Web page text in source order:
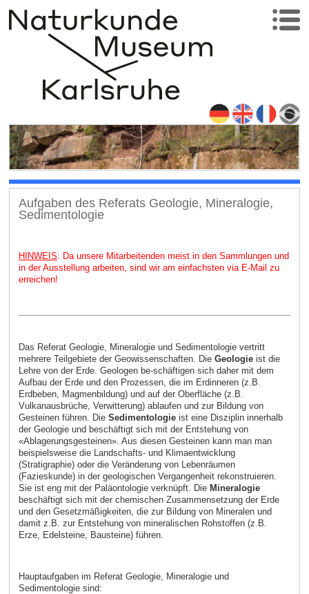
Aufgaben des Referats Geologie, Mineralogie,
Sedimentologie
HINWEIS: Da unsere Mitarbeitenden meist in den Sammlungen und
in der Ausstellung arbeiten, sind wir am einfachsten via E-Mail zu
erreichen!
Das Referat Geologie, Mineralogie und Sedimentologie vertritt
mehrere Teilgebiete der Geowissenschaften. Die Geologieist die
Lehre von der Erde. Geologen be-schäftigen sich daher mit dem
Aufbau der Erde und den Prozessen, die im Erdinneren (z.B.
Erdbeben, Magmenbildung) und auf der Oberfläche (z.B.
Vulkanausbrüche, Verwitterung) ablaufen und zur Bildung von
Gesteinen führen. Die Sedimentologieist eine Disziplin innerhalb
der Geologie und beschäftigt sich mit der Entstehung von
«Ablagerungsgesteinen». Aus diesen Gesteinen kann man man
beispielsweise die Landschafts- und Klimaentwicklung
(Stratigraphie) oder die Veränderung von Lebenräumen
(Fazieskunde) in der geologischen Vergangenheit rekonstruieren.
Sie ist eng mit der Paläontologie verknüpft. Die Mineralogie
beschäftigt sich mit der chemischen Zusammensetzung der Erde
und den Gesetzmäßigkeiten, die zur Bildung von Mineralen und
damit z.B. zur Entstehung von mineralischen Rohstoffen (z.B.
Erze, Edelsteine, Bausteine) führen.
Hauptaufgaben im Referat Geologie, Mineralogie und
Sedimentologie sind: